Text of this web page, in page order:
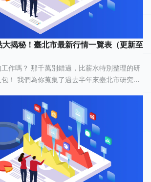
揭秘！臺北市最新行情一覽表（更新至
薪水特別整理的研
市研究助
人分享他們最真實的工作經歷，有 8 人認為